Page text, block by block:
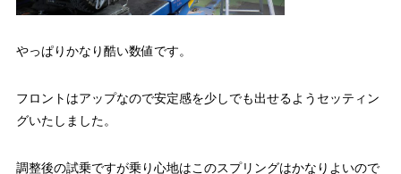
やっぱりかなり酷い数値です。
フロントはアップなので安定感を少しでも出せるようセッティン
グいたしました。
調整後の試乗ですが乗り心地はこのスプリングはかなりよいので